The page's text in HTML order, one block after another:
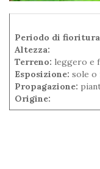
Periodo di
Altezza:
Terreno: leggero e
Esposizione: sole o
Propagazione:
Origine: